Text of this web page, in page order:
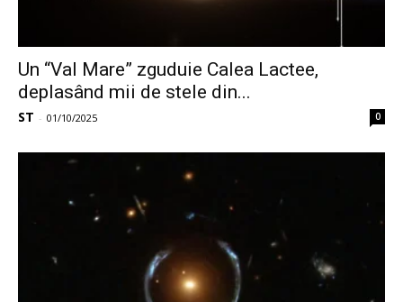
Un “Val Mare” zguduie Calea Lactee,
deplasând mii de stele din...
ST - 01/10/2025 0